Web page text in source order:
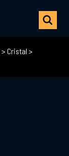
> Cristal >